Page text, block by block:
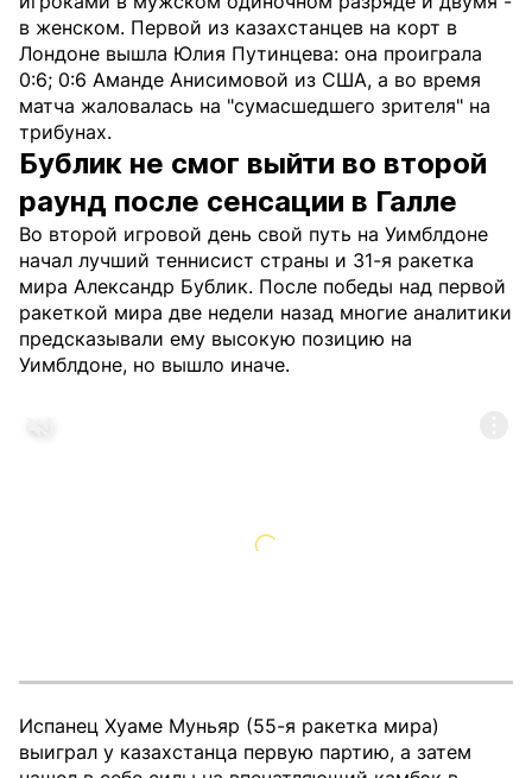
в женском. Первой из казахстанцев на корт в
Лондоне вышла Юлия Путинцева: она проиграла
0:6; 0:6 Аманде Анисимовой из США, а во время
матча жаловалась на "сумасшедшего зрителя" на
трибунах.
Бублик не смог выйти во второй
раунд после сенсации в Галле
Во второй игровой день свой путь на Уимблдоне
начал лучший теннисист страны и 31-я ракетка
мира Александр Бублик. После победы над первой
ракеткой мира две недели назад многие аналитики
предсказывали ему высокую позицию на
Уимблдоне, но вышло иначе.
Испанец Хуаме Муньяр (55-я ракетка мира)
выиграл у казахстанца первую партию, а затем